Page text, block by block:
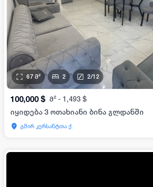
67 მ² 2 2/12
100,000 $ მ² - 1,493 $
იყიდება 3 ოთახიანი ბინა გლდანში
გმირ კურსანტთა ქ.